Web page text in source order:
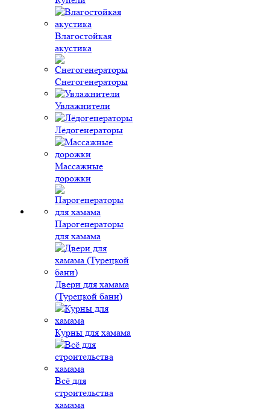
Влагостойкая
акустика
Снегогенераторы
Увлажнители
Лёдогенераторы
Массажные
дорожки
Парогенераторы
для хамама
Двери для хамама
(Турецкой бани)
Курны для хамама
Всё для
строительства
хамама